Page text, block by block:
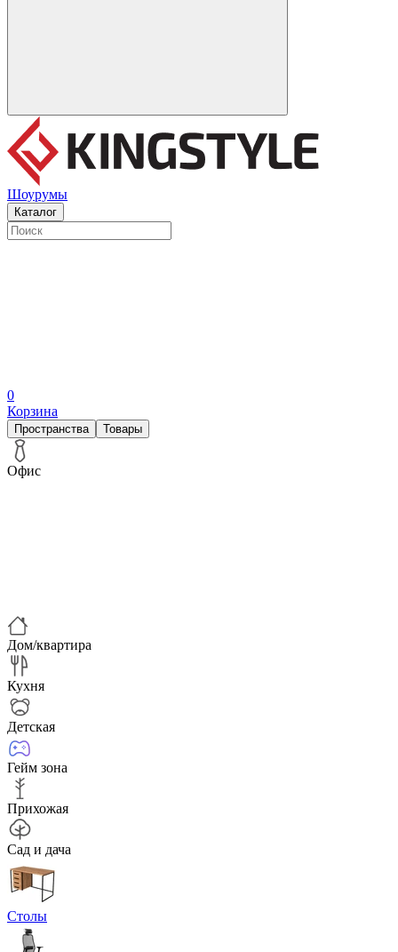
Шоурумы
Каталог
0
Корзина
Пространства Товары
Офис
Дом/квартира
Кухня
Детская
Гейм зона
Прихожая
Сад и дача
Столы